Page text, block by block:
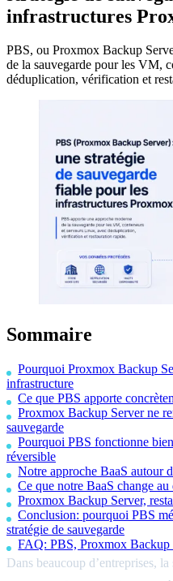
infrastructures
PBS, ou Proxmox Backup
de la sauvegarde pour les VM,
déduplication, vérification et
Sommaire
Pourquoi Proxmox Backup
infrastructure
Ce que PBS apporte
Proxmox Backup Server ne
sauvegarde
Pourquoi PBS fonctionne
réversible
Notre approche BaaS autour
Ce que notre BaaS change
Proxmox Backup Server,
Conclusion: pourquoi PBS
stratégie de sauvegarde
FAQ: PBS, Proxmox Backup
Dans beaucoup d’entreprises,